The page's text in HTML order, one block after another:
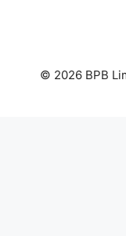
© 2026 BPB